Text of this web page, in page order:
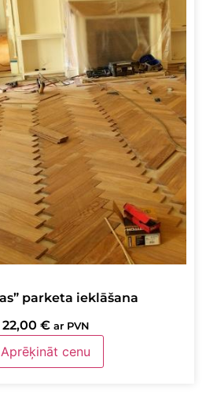
parketa ieklāšana
22,00 € ar PVN
Aprēķināt cenu